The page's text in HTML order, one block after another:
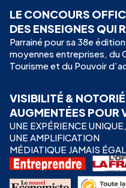
LE CONCOURS
DES ENSEIGNES QUI
Parrainé pour sa 38e
moyennes entreprises, du
Tourisme et du Pouvoir
VISIBILITÉ &
AUGMENTÉES POUR
UNE EXPÉRIENCE UNIQUE,
UNE AMPLIFICATION
MÉDIATIQUE JAMAIS